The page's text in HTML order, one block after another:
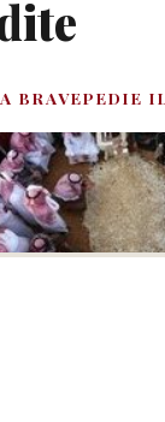
BRAVEPEDIE